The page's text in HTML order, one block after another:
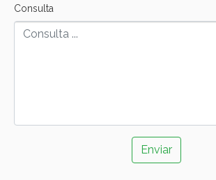
Consulta